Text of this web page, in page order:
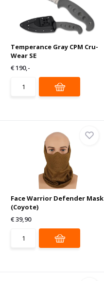
Temperance Gray CPM Cru-
Wear SE
€ 190,-
Face Warrior Defender Mask
(Coyote)
€ 39,90